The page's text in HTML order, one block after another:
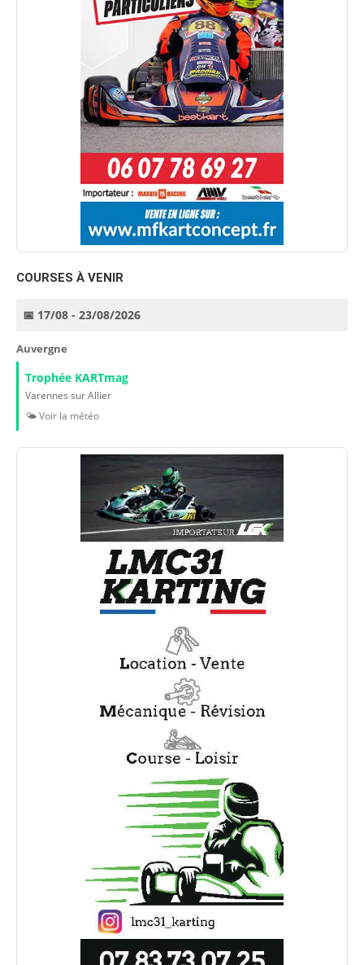
COURSES À VENIR
📅 17/08 - 23/08/2026
Auvergne
Trophée KARTmag
Varennes sur Allier
🌤️ Voir la météo